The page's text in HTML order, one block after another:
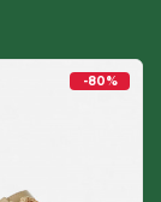
-80%